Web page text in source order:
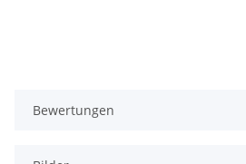
Bewertungen